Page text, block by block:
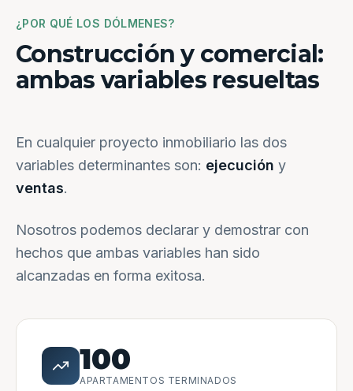
¿POR QUÉ LOS DÓLMENES?
Construcción y comercial:
ambas variables resueltas
En cualquier proyecto inmobiliario las dos
variables determinantes son: ejecución y
ventas.
Nosotros podemos declarar y demostrar con
hechos que ambas variables han sido
alcanzadas en forma exitosa.
100
APARTAMENTOS TERMINADOS